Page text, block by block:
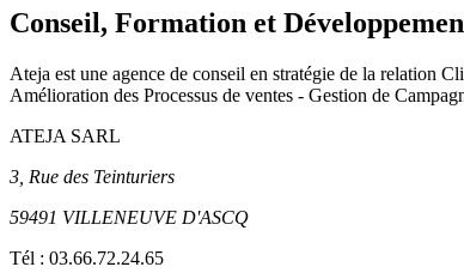
Conseil, Formation et
Ateja est une agence de conseil en stratégie de la relation
Amélioration des Processus de ventes - Gestion de
ATEJA SARL
3, Rue des Teinturiers
59491 VILLENEUVE D'ASCQ
Tél : 03.66.72.24.65